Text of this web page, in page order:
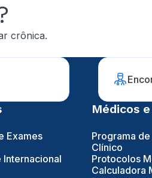
crônica.
Exames
Médicos
Programa
Clínico
Protocolos
Calculadora